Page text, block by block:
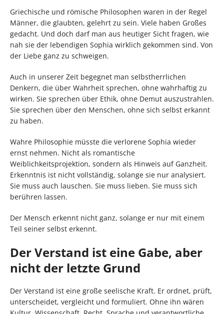
Griechische und römische Philosophen waren in der Regel
Männer, die glaubten, gelehrt zu sein. Viele haben Großes
gedacht. Und doch darf man aus heutiger Sicht fragen, wie
nah sie der lebendigen Sophia wirklich gekommen sind. Von
der Liebe ganz zu schweigen.
Auch in unserer Zeit begegnet man selbstherrlichen
Denkern, die über Wahrheit sprechen, ohne wahrhaftig zu
wirken. Sie sprechen über Ethik, ohne Demut auszustrahlen.
Sie sprechen über den Menschen, ohne sich selbst erkannt
zu haben.
Wahre Philosophie müsste die verlorene Sophia wieder
ernst nehmen. Nicht als romantische
Weiblichkeitsprojektion, sondern als Hinweis auf Ganzheit.
Erkenntnis ist nicht vollständig, solange sie nur analysiert.
Sie muss auch lauschen. Sie muss lieben. Sie muss sich
berühren lassen.
Der Mensch erkennt nicht ganz, solange er nur mit einem
Teil seiner selbst erkennt.
Der Verstand ist eine Gabe, aber
nicht der letzte Grund
Der Verstand ist eine große seelische Kraft. Er ordnet, prüft,
unterscheidet, vergleicht und formuliert. Ohne ihn wären